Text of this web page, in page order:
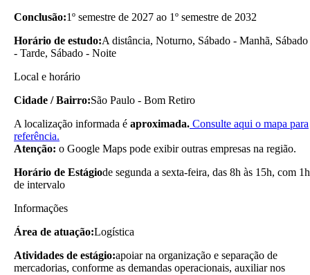
Conclusão:1º semestre de 2027 ao 1º semestre de 2032
Horário de estudo:A distância, Noturno, Sábado - Manhã, Sábado
- Tarde, Sábado - Noite
Local e horário
Cidade / Bairro:São Paulo - Bom Retiro
A localização informada é aproximada. Consulte aqui o mapa para
referência.
Atenção: o Google Maps pode exibir outras empresas na região.
Horário de Estágiode segunda a sexta-feira, das 8h às 15h, com 1h
de intervalo
Informações
Área de atuação:Logística
Atividades de estágio:apoiar na organização e separação de
mercadorias, conforme as demandas operacionais, auxiliar nos